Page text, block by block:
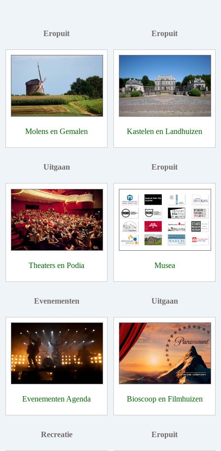
Eropuit
Molens en Gemalen
Eropuit
Kastelen en Landhuizen
Uitgaan
Theaters en Podia
Eropuit
Musea
Evenementen
Evenementen Agenda
Uitgaan
Bioscoop en Filmhuizen
Recreatie Eropuit